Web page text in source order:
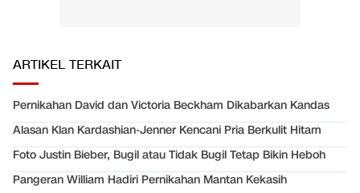
ARTIKEL TERKAIT
Pernikahan David dan Victoria Beckham Dikabarkan Kandas
Alasan Klan Kardashian-Jenner Kencani Pria Berkulit Hitam
Foto Justin Bieber, Bugil atau Tidak Bugil Tetap Bikin Heboh
Pangeran William Hadiri Pernikahan Mantan Kekasih